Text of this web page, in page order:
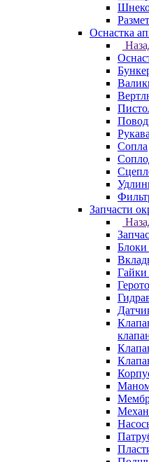
Оснастка
Сопла
Запчасти
Блоки
Гайки